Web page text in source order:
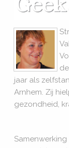
jaar als
Arnhem. Zij
gezondheid,
Samenwerking